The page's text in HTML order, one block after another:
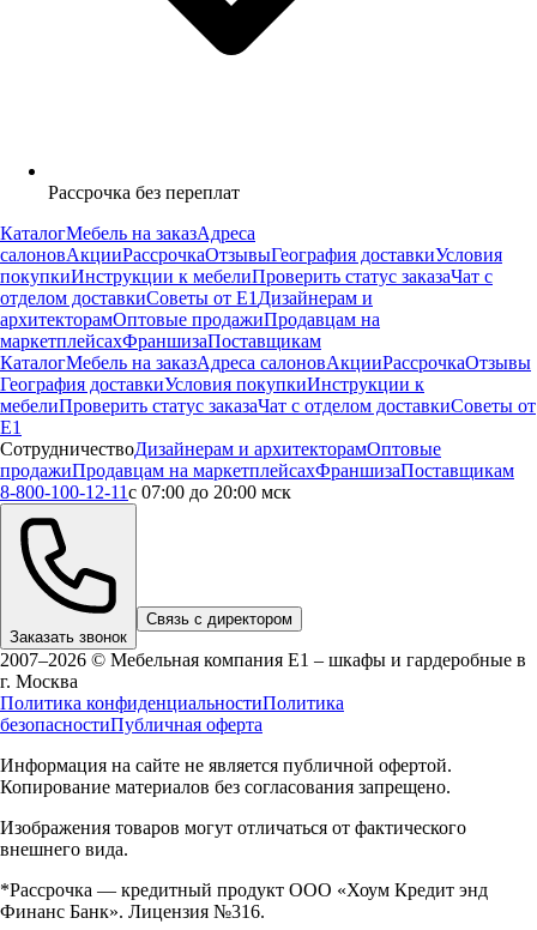
Рассрочка без переплат
КаталогМебель на заказАдреса
салоновАкцииРассрочкаОтзывыГеография доставкиУсловия
покупкиИнструкции к мебелиПроверить статус заказаЧат с
отделом доставкиСоветы от Е1 Дизайнерам и
архитекторамОптовые продажиПродавцам на
маркетплейсахФраншизаПоставщикам
КаталогМебель на заказАдреса салоновАкцииРассрочкаОтзывы
География доставкиУсловия покупкиИнструкции к
мебелиПроверить статус заказаЧат с отделом доставкиСоветы от
Е1
СотрудничествоДизайнерам и архитекторамОптовые
продажиПродавцам на маркетплейсахФраншизаПоставщикам
8-800-100-12-11с 07:00 до 20:00 мск
Заказать звонок
Связь с директором
2007–2026 © Мебельная компания Е1 – шкафы и гардеробные в
г. Москва
Политика конфиденциальностиПолитика
безопасностиПубличная оферта
Информация на сайте не является публичной офертой.
Копирование материалов без согласования запрещено.
Изображения товаров могут отличаться от фактического
внешнего вида.
*Рассрочка — кредитный продукт ООО «Хоум Кредит энд
Финанс Банк». Лицензия №316.